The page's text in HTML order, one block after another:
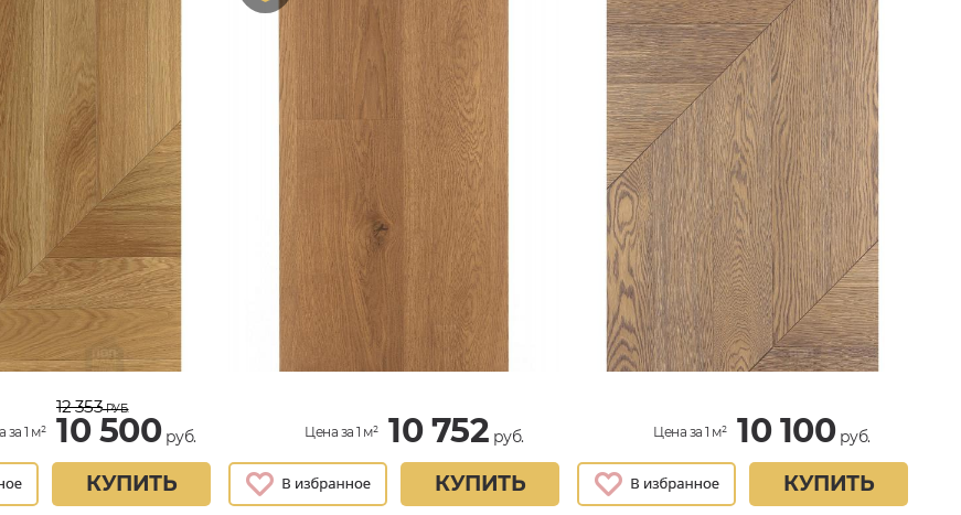
за 1 м²
12 353РУБ.
10 500руб.
КУПИТЬ
Цена за 1 м² 10 752 руб.
КУПИТЬ
Цена за 1 м² 10 100руб.
КУПИТЬ